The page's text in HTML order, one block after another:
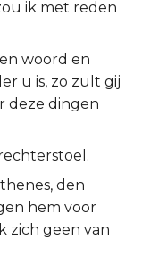
ik met reden
woord en
u is, zo zult gij
deze dingen
den
hem voor
zich geen van